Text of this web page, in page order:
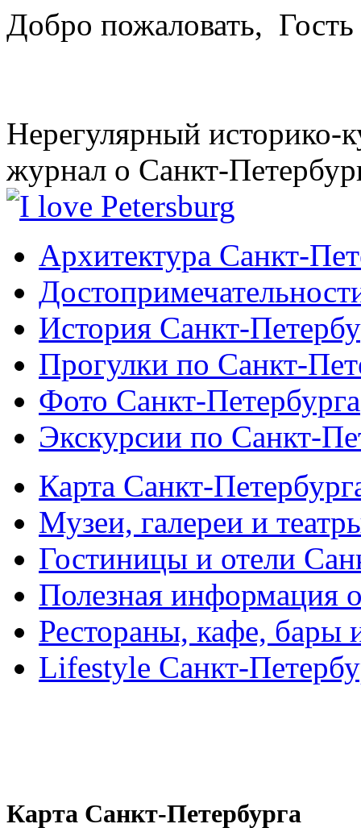
Добро пожаловать, Гость
Нерегулярный историко-
журнал о Санкт-
Архитектура Санкт-
История Санкт-
Прогулки по Санкт-
Фото Санкт-Петербурга
Экскурсии по Санкт-
Карта Санкт-
Музеи, галереи и
Гостиницы и отели
Полезная информация
Рестораны, кафе, бары
Lifestyle Санкт-
Карта Санкт-Петербурга